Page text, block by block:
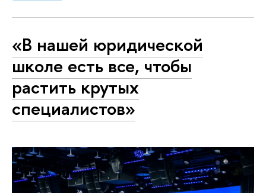
«В нашей юридической
школе есть все, чтобы
растить крутых
специалистов»